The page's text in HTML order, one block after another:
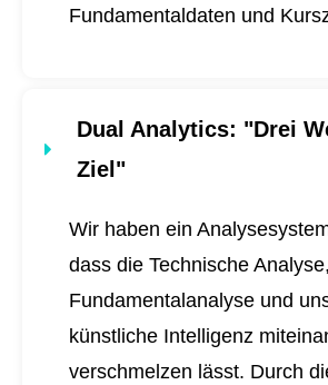
Fundamentaldaten und
Dual Analytics: "Drei
Ziel"
Wir haben ein
dass die Technische
Fundamentalanalyse und
künstliche Intelligenz
verschmelzen lässt. Durch